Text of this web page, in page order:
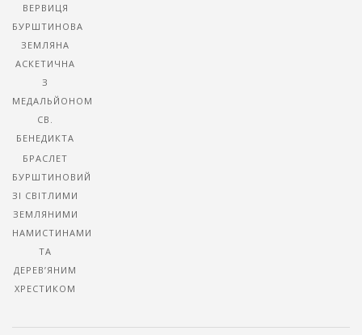
ВЕРВИЦЯ
БУРШТИНОВА
ЗЕМЛЯНА
АСКЕТИЧНА
З
МЕДАЛЬЙОНОМ
СВ.
БЕНЕДИКТА
БРАСЛЕТ
БУРШТИНОВИЙ
ЗІ СВІТЛИМИ
ЗЕМЛЯНИМИ
НАМИСТИНАМИ
ТА
ДЕРЕВ’ЯНИМ
ХРЕСТИКОМ